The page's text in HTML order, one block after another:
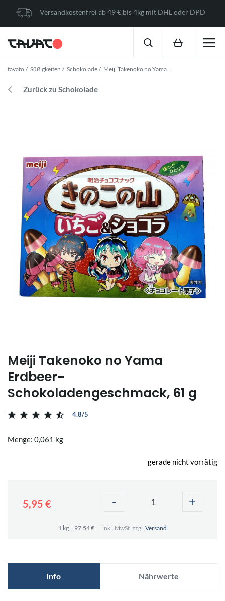
Versandkostenfrei ab 49 € bis 4kg mit DHL oder DPD
tavato Süßigkeiten Schokolade Meiji Takenoko no Yama...
Zurück zu Schokolade
Meiji Takenoko no Yama
Erdbeer-
Schokoladengeschmack, 61 g
4.8/5
Menge: 0,061 kg
gerade nicht vorrätig
5,95 € - +
1 kg = 97,54 € inkl. MwSt. zzgl. Versand
Info Nährwerte